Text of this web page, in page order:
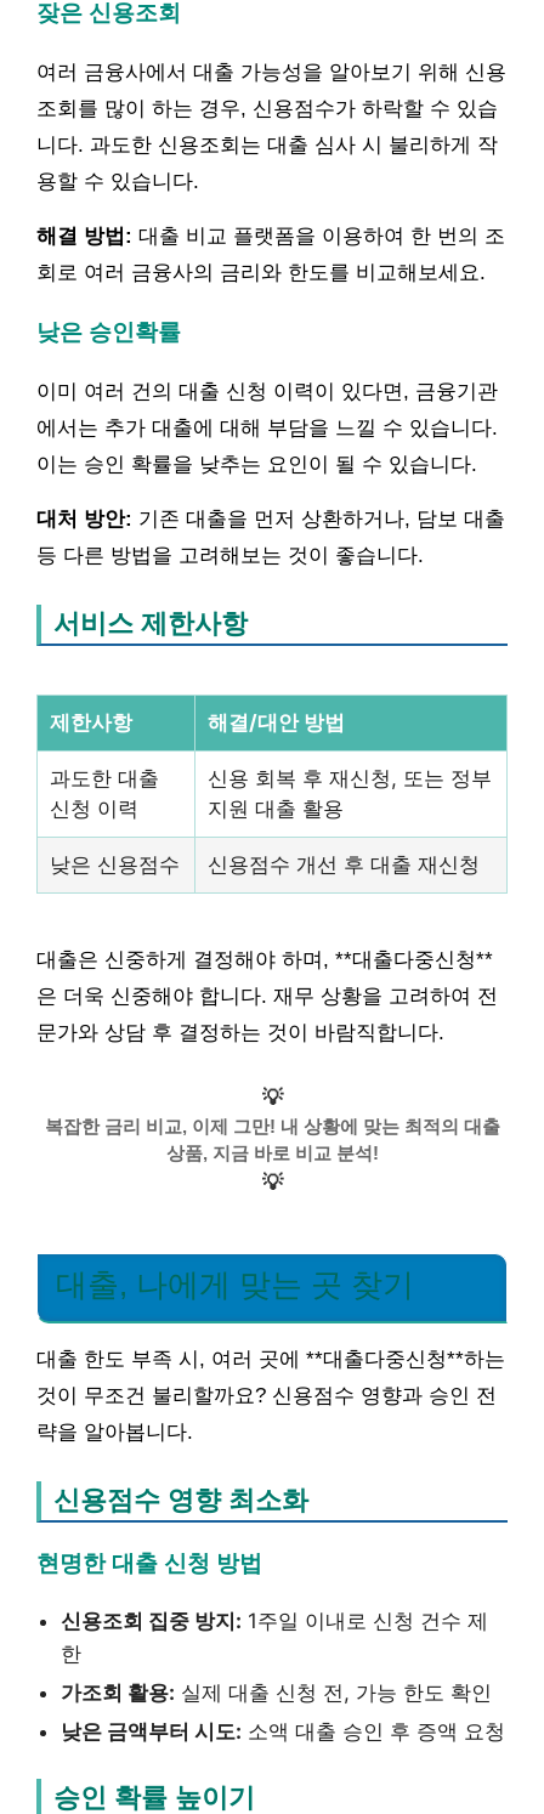
잦은 신용조회
여러 금융사에서 대출 가능성을 알아보기 위해 신용
조회를 많이 하는 경우, 신용점수가 하락할 수 있습
니다. 과도한 신용조회는 대출 심사 시 불리하게 작
용할 수 있습니다.
해결 방법: 대출 비교 플랫폼을 이용하여 한 번의 조
회로 여러 금융사의 금리와 한도를 비교해보세요.
낮은 승인확률
이미 여러 건의 대출 신청 이력이 있다면, 금융기관
에서는 추가 대출에 대해 부담을 느낄 수 있습니다.
이는 승인 확률을 낮추는 요인이 될 수 있습니다.
대처 방안: 기존 대출을 먼저 상환하거나, 담보 대출
등 다른 방법을 고려해보는 것이 좋습니다.
서비스 제한사항
제한사항 해결/대안 방법
과도한 대출
신청 이력
신용 회복 후 재신청, 또는 정부
지원 대출 활용
낮은 신용점수 신용점수 개선 후 대출 재신청
대출은 신중하게 결정해야 하며, **대출다중신청**
은 더욱 신중해야 합니다. 재무 상황을 고려하여 전
문가와 상담 후 결정하는 것이 바람직합니다.
💡
복잡한 금리 비교, 이제 그만! 내 상황에 맞는 최적의 대출
상품, 지금 바로 비교 분석!
💡
대출, 나에게 맞는 곳 찾기
대출 한도 부족 시, 여러 곳에 **대출다중신청**하는
것이 무조건 불리할까요? 신용점수 영향과 승인 전
략을 알아봅니다.
신용점수 영향 최소화
현명한 대출 신청 방법
신용조회 집중 방지: 1주일 이내로 신청 건수 제
한
가조회 활용: 실제 대출 신청 전, 가능 한도 확인
낮은 금액부터 시도: 소액 대출 승인 후 증액 요청
승인 확률 높이기